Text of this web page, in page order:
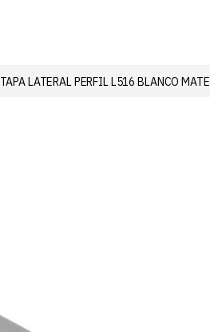
TAPA LATERAL PERFIL L516 BLANCO MATE